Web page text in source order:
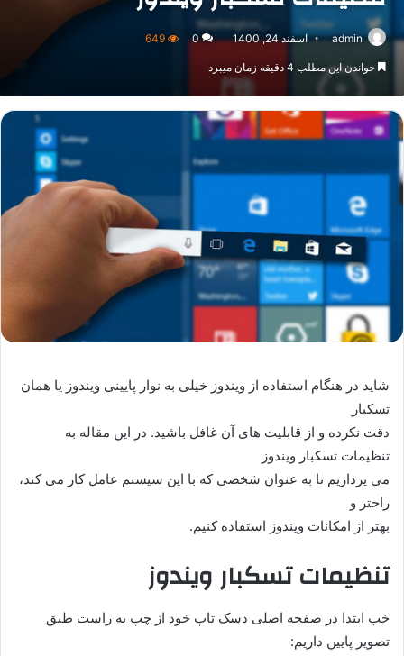
admin اسفند 24, 1400 0
649
خواندن این مطلب 4 دقیقه زمان میبرد
شاید در هنگام استفاده از ویندوز خیلی به نوار پایینی ویندوز یا همان
تسکبار
دقت نکرده و از قابلیت های آن غافل باشید. در این مقاله به
تنظیمات تسکبار ویندوز
می پردازیم تا به عنوان شخصی که با این سیستم عامل کار می کند،
راحتر و
بهتر از امکانات ویندوز استفاده کنیم.
تنظیمات تسکبار ویندوز
خب ابتدا در صفحه اصلی دسک تاپ خود از چپ به راست طبق
تصویر پایین داریم: